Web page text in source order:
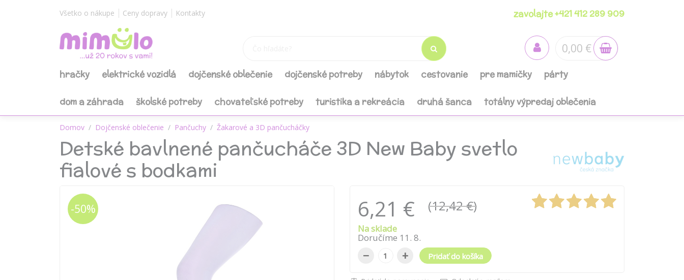
Všetko o nákupe Ceny dopravy Kontakty zavolajte +421 412 289 909
0,00 €
hračky elektrické vozidlá dojčenské oblečenie dojčenské potreby nábytok cestovanie pre mamičky párty
dom a záhrada školské potreby chovateľské potreby turistika a rekreácia druhá šanca totálny výpredaj oblečenia
Domov Dojčenské oblečenie Pančuchy Žakarové a 3D pančucháčky
Detské bavlnené pančucháče 3D New Baby svetlo
fialové s bodkami
-50% 6,21 € (12,42 €)
Na sklade
Doručíme 11 . 8.
− + Pridať do košíka